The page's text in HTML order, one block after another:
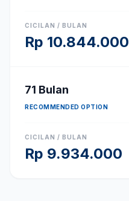
CICILAN / BULAN
Rp 10.844.000
71 Bulan
RECOMMENDED OPTION
CICILAN / BULAN
Rp 9.934.000